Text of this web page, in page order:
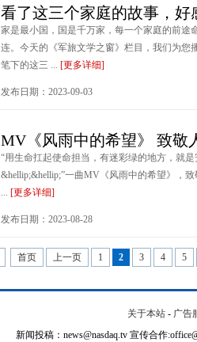
看了这三个家庭的故事，好
家是最小国，国是千万家，每一个家庭的前途
连。今天的《军旅文学之窗》栏目，我们为您
笔下的这三 ... [更多详细]
发布日期：2023-09-03
MV《风雨中的希望》 致敬
“用生命扛起使命担当，有迷彩绿的地方，就
&hellip;&hellip;”一曲MV《风雨中的希望》，
... [更多详细]
发布日期：2023-08-28
首页 上一页 1 2 3 4 5
关于本站 - 广告
新闻投稿：news@nasdaq.tv 宣传合作